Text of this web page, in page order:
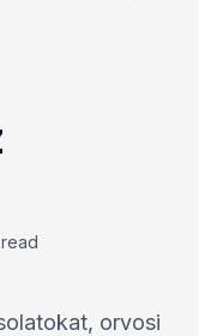
orvosi